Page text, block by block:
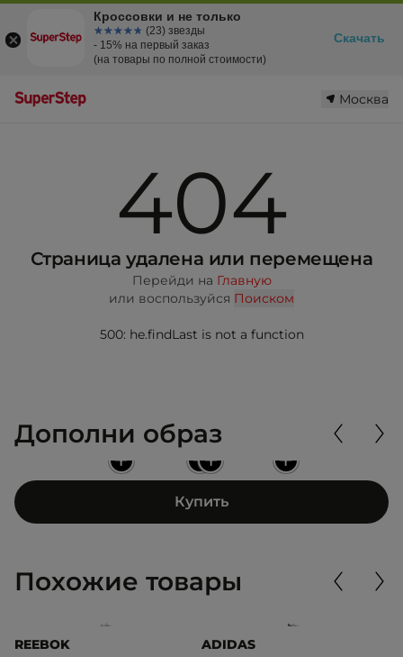
Москва
404
Страница удалена или перемещена
Перейди на Главную
или воспользуйся Поиском
500: he.findLast is not a function
Дополни образ
+
+
+ +
Купить
Похожие товары
REEBOK ADIDAS
Кроссовки и не только
☆☆☆☆☆
★★★★★ (23) звезды
- 15% на первый заказ
(на товары по полной стоимости)
Скачать